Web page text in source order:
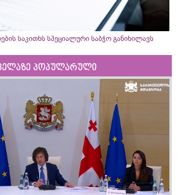
საკითხს სპეციალური საბჭო განიხილავს
პოპულარული